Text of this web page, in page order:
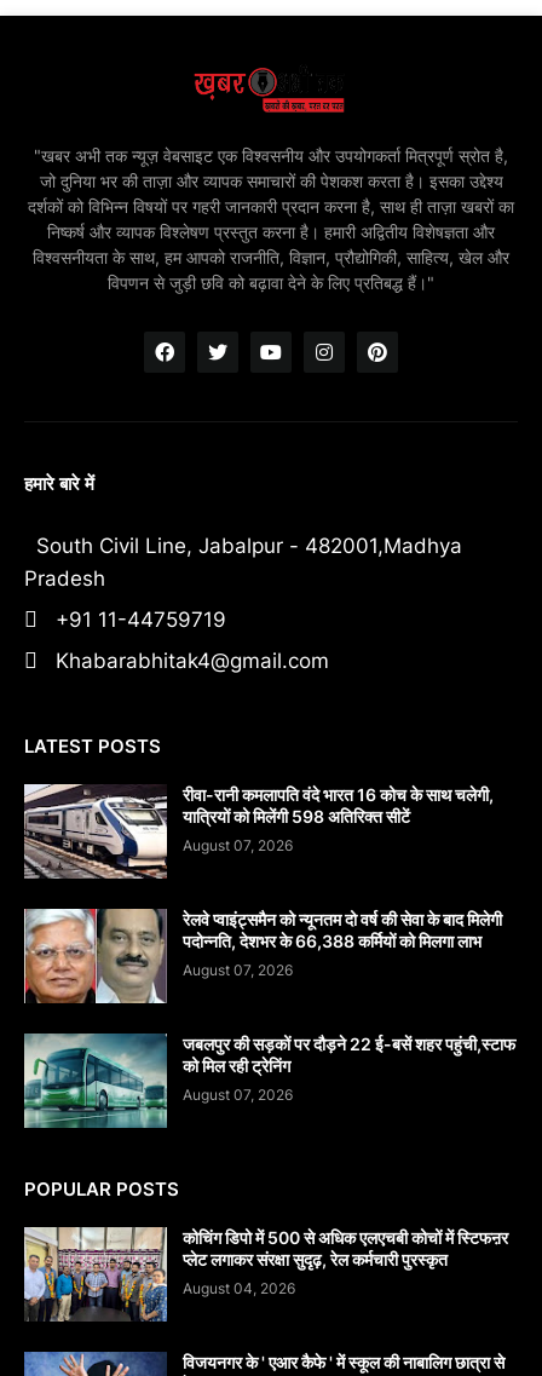
"खबर अभी तक न्यूज़ वेबसाइट एक विश्वसनीय और उपयोगकर्ता मित्रपूर्ण स्रोत है,
जो दुनिया भर की ताज़ा और व्यापक समाचारों की पेशकश करता है। इसका उद्देश्य
दर्शकों को विभिन्न विषयों पर गहरी जानकारी प्रदान करना है, साथ ही ताज़ा खबरों का
निष्कर्ष और व्यापक विश्लेषण प्रस्तुत करना है। हमारी अद्वितीय विशेषज्ञता और
विश्वसनीयता के साथ, हम आपको राजनीति, विज्ञान, प्रौद्योगिकी, साहित्य, खेल और
विपणन से जुड़ी छवि को बढ़ावा देने के लिए प्रतिबद्ध हैं।"
हमारे बारे में
South Civil Line, Jabalpur - 482001,Madhya
Pradesh
+91 11-44759719
Khabarabhitak4@gmail.com
LATEST POSTS
रीवा-रानी कमलापति वंदे भारत 16 कोच के साथ चलेगी,
यात्रियों को मिलेंगी 598 अतिरिक्त सीटें
August 07, 2026
रेलवे प्वाइंट्समैन को न्यूनतम दो वर्ष की सेवा के बाद मिलेगी
पदोन्नति, देशभर के 66,388 कर्मियों को मिलगा लाभ
August 07, 2026
जबलपुर की सड़कों पर दौड़ने 22 ई-बसें शहर पहुंची,स्टाफ
को मिल रही ट्रेनिंग
August 07, 2026
POPULAR POSTS
कोचिंग डिपो में 500 से अधिक एलएचबी कोचों में स्टिफऩर
प्लेट लगाकर संरक्षा सुदृढ़, रेल कर्मचारी पुरस्कृत
August 04, 2026
विजयनगर के ' एआर कैफे ' में स्कूल की नाबालिग छात्रा से